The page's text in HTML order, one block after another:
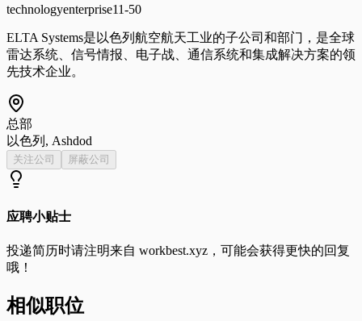
technologyenterprise11-50
ELTA Systems是以色列航空航天工业的子公司和部门，是全球
雷达系统、信号情报、电子战、通信系统和集成解决方案的领
先技术企业。
总部
以色列, Ashdod
关注公司 屏蔽公司
应聘小贴士
投递简历时请注明来自 workbest.xyz ，可能会获得更快的回复
哦！
相似职位